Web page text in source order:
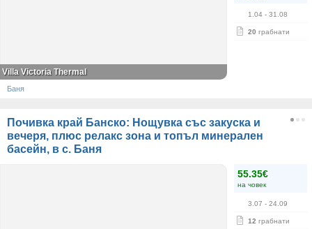
1.04 - 31.08
20 грабнати
Villa Victoria Thermal
Баня
Почивка край Банско: Нощувка със закуска и
вечеря, плюс релакс зона и топъл минерален
басейн, в с. Баня
55.35€
на човек
3.07 - 24.09
12 грабнати